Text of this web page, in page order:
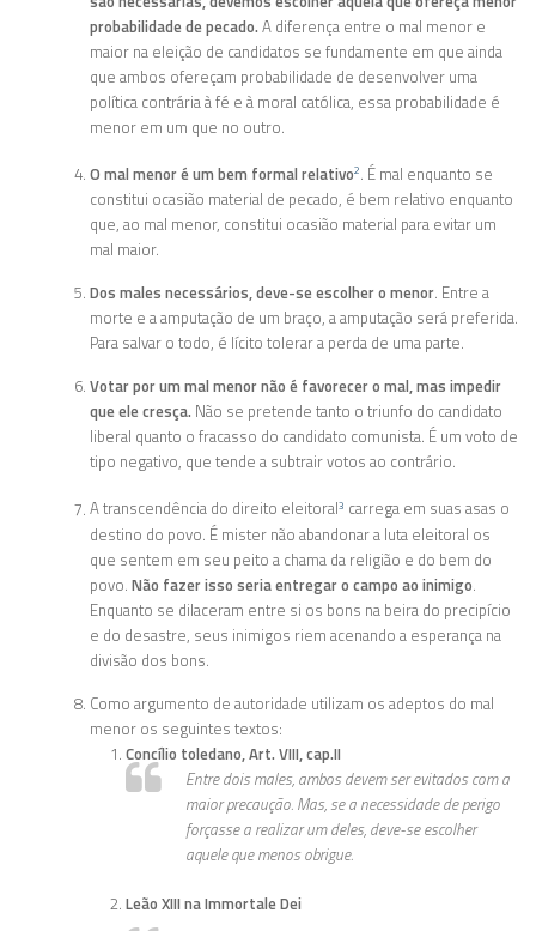
probabilidade de pecado. A diferença entre o mal menor e
maior na eleição de candidatos se fundamente em que ainda
que ambos ofereçam probabilidade de desenvolver uma
política contrária à fé e à moral católica, essa probabilidade é
menor em um que no outro.
O mal menor é um bem formal relativo2. É mal enquanto se
constitui ocasião material de pecado, é bem relativo enquanto
que, ao mal menor, constitui ocasião material para evitar um
mal maior.
Dos males necessários, deve-se escolher o menor. Entre a
morte e a amputação de um braço, a amputação será preferida.
Para salvar o todo, é lícito tolerar a perda de uma parte.
Votar por um mal menor não é favorecer o mal, mas impedir
que ele cresça. Não se pretende tanto o triunfo do candidato
liberal quanto o fracasso do candidato comunista. É um voto de
tipo negativo, que tende a subtrair votos ao contrário.
A transcendência do direito eleitoral3 carrega em suas asas o
destino do povo. É mister não abandonar a luta eleitoral os
que sentem em seu peito a chama da religião e do bem do
povo. Não fazer isso seria entregar o campo ao inimigo.
Enquanto se dilaceram entre si os bons na beira do precipício
e do desastre, seus inimigos riem acenando a esperança na
divisão dos bons.
Como argumento de autoridade utilizam os adeptos do mal
menor os seguintes textos:
Concílio toledano, Art. VIII, cap.II
Entre dois males, ambos devem ser evitados com a
maior precaução. Mas, se a necessidade de perigo
forçasse a realizar um deles, deve-se escolher
aquele que menos obrigue.
Leão XIII na Immortale Dei